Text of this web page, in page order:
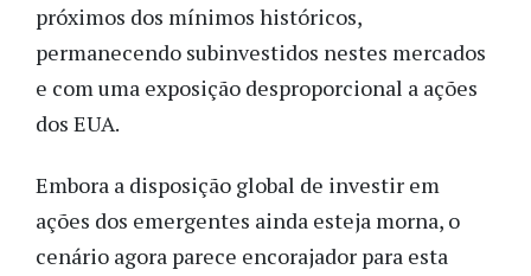
próximos dos mínimos históricos,
permanecendo subinvestidos nestes mercados
e com uma exposição desproporcional a ações
dos EUA.
Embora a disposição global de investir em
ações dos emergentes ainda esteja morna, o
cenário agora parece encorajador para esta